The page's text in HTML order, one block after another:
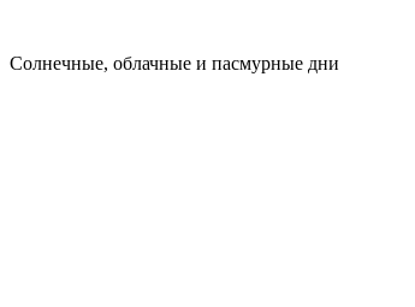
Cолнечные, облачные и пасмурные дни